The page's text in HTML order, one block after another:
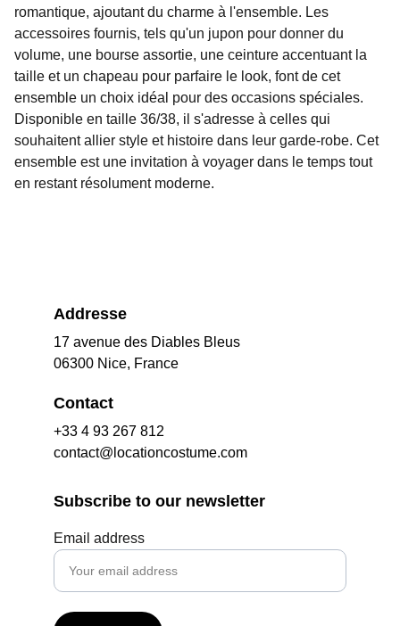
romantique, ajoutant du charme à l'ensemble. Les
accessoires fournis, tels qu'un jupon pour donner du
volume, une bourse assortie, une ceinture accentuant la
taille et un chapeau pour parfaire le look, font de cet
ensemble un choix idéal pour des occasions spéciales.
Disponible en taille 36/38, il s'adresse à celles qui
souhaitent allier style et histoire dans leur garde-robe. Cet
ensemble est une invitation à voyager dans le temps tout
en restant résolument moderne.
Addresse
17 avenue des Diables Bleus
06300 Nice, France
Contact
+33 4 93 267 812
contact@locationcostume.com
Subscribe to our newsletter
Email address